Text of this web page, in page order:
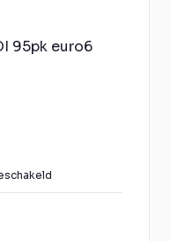
95pk euro6